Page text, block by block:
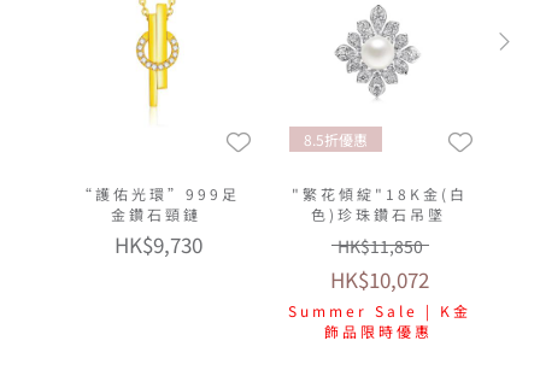
“護佑光環”999足
金鑽石頸鏈
HK$9,730
8.5折優惠
"繁花傾綻"18K金(白
色)珍珠鑽石吊墜
HK$11,850
HK$10,072
Summer Sale | K金
飾品限時優惠